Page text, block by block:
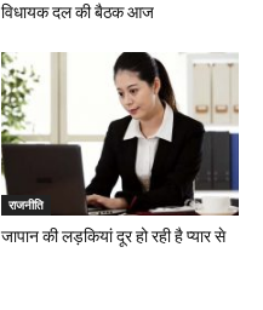
विधायक दल की बैठक आज
राजनीति
जापान की लड़कियां दूर हो रही है प्यार से